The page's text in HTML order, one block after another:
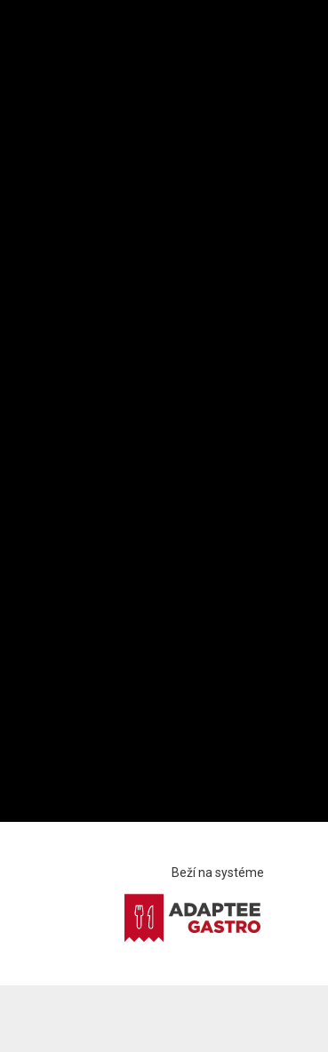
Beží na systéme